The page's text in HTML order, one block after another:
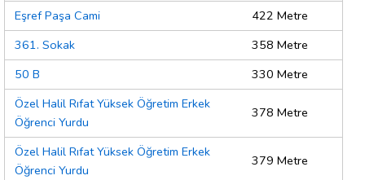
Eşref Paşa Cami
422 Metre
361. Sokak
358 Metre
50 B
330 Metre
Özel Halil Rıfat Yüksek Öğretim Erkek
Öğrenci Yurdu
378 Metre
Özel Halil Rıfat Yüksek Öğretim Erkek
Öğrenci Yurdu
379 Metre